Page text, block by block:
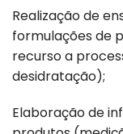
Realização de
formulações de
recurso a
desidratação);
Elaboração de